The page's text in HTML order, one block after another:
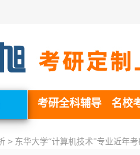
考研全科辅导 名校
> 东华大学“计算机技术”专业近年